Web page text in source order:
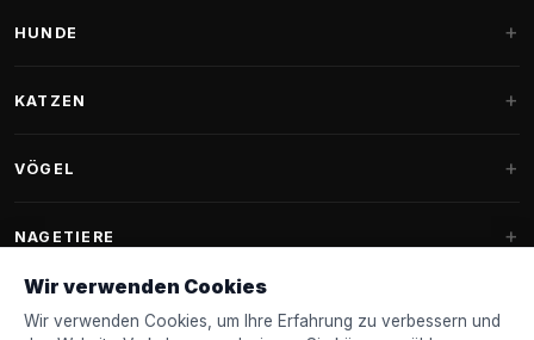
HUNDE
Fantail Hundebetten
KATZEN
Kratzbäume
Kratzbäume für Maine Coon
Kratzbaum-Ersatzteile
Kratztonnen
VÖGEL
Futterhäuschen
NAGETIERE
Kaninchenfutter
FANTAIL
Wir verwenden Cookies
Wir verwenden Cookies, um Ihre Erfahrung zu verbessern und